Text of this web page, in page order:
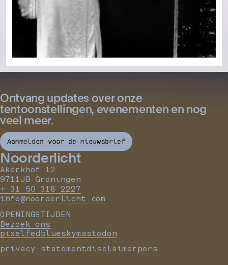
Ontvang updates over onze
tentoonstellingen, evenementen en nog
veel meer.
Aanmelden voor de nieuwsbrief
Noorderlicht
Akerkhof 12
9711JB Groningen
+ 31 50 318 2227
info@noorderlicht.com
OPENINGSTIJDEN
Bezoek ons
pixelfedblueskymastodon
privacy statementdisclaimerpers